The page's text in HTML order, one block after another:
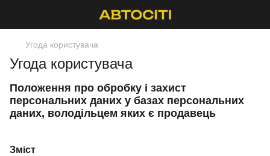
Угода користувача
Угода користувача
Положення про обробку і захист
персональних даних у базах персональних
даних, володільцем яких є продавець
Зміст